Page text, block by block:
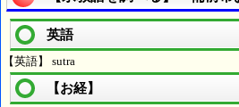
英語
【英語】 sutra
【お経】